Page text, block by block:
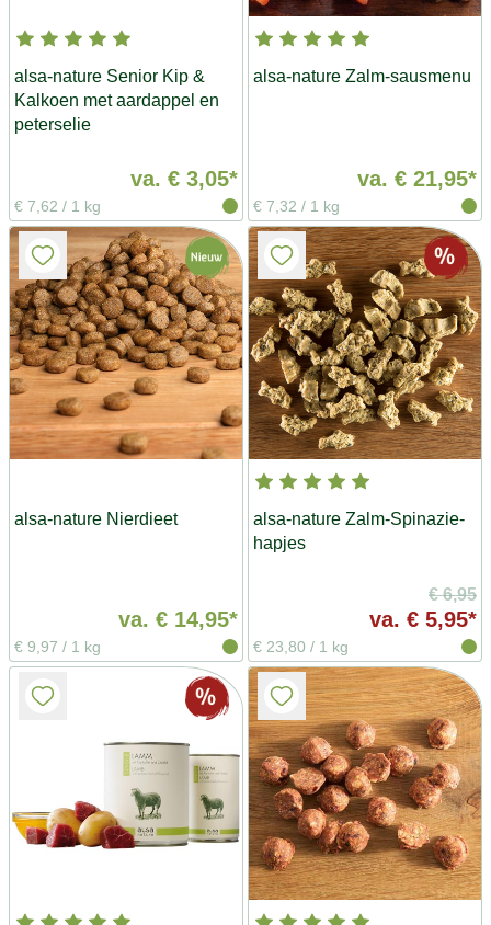
alsa-nature Senior Kip &
Kalkoen met aardappel en
peterselie
va. € 3,05*
€ 7,62 / 1 kg
alsa-nature Zalm-sausmenu
va. € 21,95*
€ 7,32 / 1 kg
alsa-nature Nierdieet
va. € 14,95*
€ 9,97 / 1 kg
alsa-nature Zalm-Spinazie-
hapjes
€ 6,95
va. € 5,95*
€ 23,80 / 1 kg